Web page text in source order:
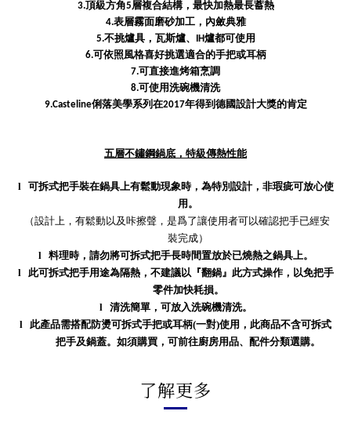
3.頂級方角5層複合結構，最快加熱最長蓄熱
4.表層霧面磨砂加工，內斂典雅
5.不挑爐具，瓦斯爐、IH爐都可使用
6.可依照風格喜好挑選適合的手把或耳柄
7.可直接進烤箱烹調
8.可使用洗碗機清洗
9.Casteline俐落美學系列在2017年得到德國設計大獎的肯定
五層不鏽鋼鍋底，特級傳熱性能
l
可拆式把手裝在鍋具上有鬆動現象時，為特別設計，非瑕疵可放心使
用。
（設計上，有鬆動以及咔擦聲，是爲了讓使用者可以確認把手已經安
裝完成）
l
料理時，請勿將可拆式把手長時間置放於已燒熱之鍋具上。
l
此可拆式把手用途為隔熱，不建議以『翻鍋』此方式操作，以免把手
零件加快耗損。
l
清洗簡單，可放入洗碗機清洗。
l 此產品需搭配防燙可拆式手把或耳柄(一對)使用，此商品不含可拆式
把手及鍋蓋。如須購買，可前往廚房用品、配件分類選購。
了解更多